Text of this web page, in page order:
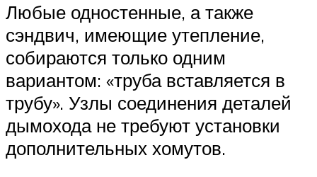
Любые одностенные, а также
сэндвич, имеющие утепление,
собираются только одним
вариантом: «труба вставляется в
трубу». Узлы соединения деталей
дымохода не требуют установки
дополнительных хомутов.